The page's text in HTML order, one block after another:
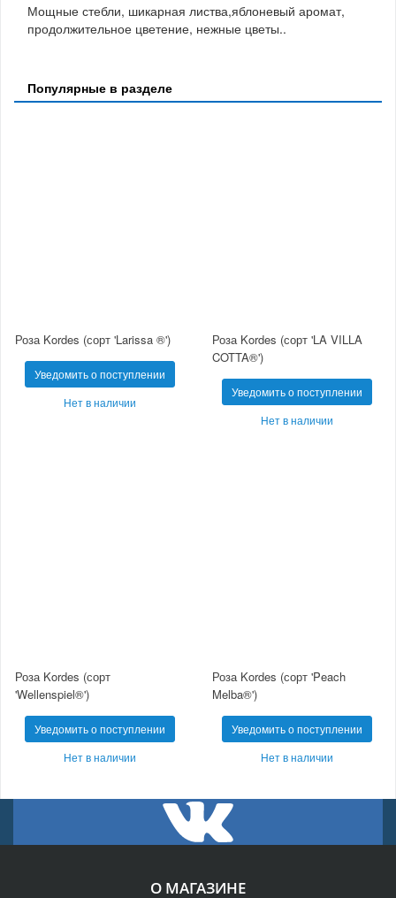
Мощные стебли, шикарная листва,яблоневый аромат,
продолжительное цветение, нежные цветы..
Популярные в разделе
Роза Kordes (сорт 'Larissa ®')
Уведомить о поступлении
Нет в наличии
Роза Kordes (сорт 'LA VILLA
COTTA®')
Уведомить о поступлении
Нет в наличии
Роза Kordes (сорт
'Wellenspiel®')
Уведомить о поступлении
Нет в наличии
Роза Kordes (сорт 'Peach
Melba®')
Уведомить о поступлении
Нет в наличии
О МАГАЗИНЕ